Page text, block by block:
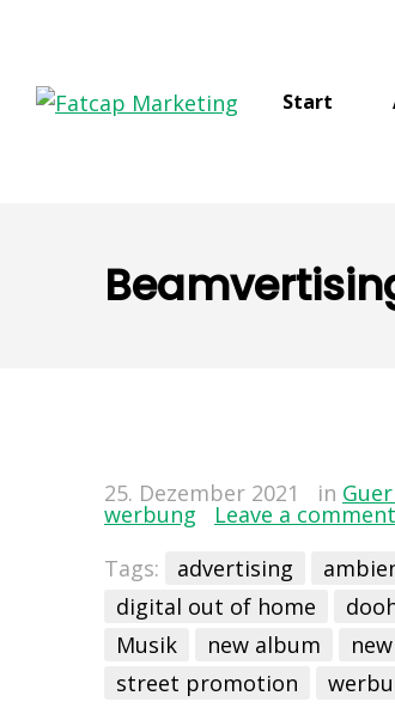
Start
25. Dezember 2021 in
werbung
Leave a comment
Tags:
advertising
digital out of home
Musik
new album
street promotion